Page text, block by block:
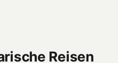
Reisen